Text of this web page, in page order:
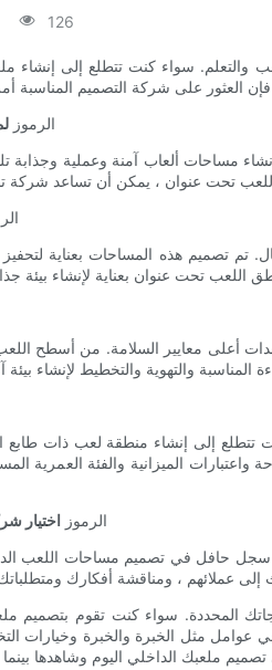
126
والتعلم. سواء كنت تتطلع إلى إنشاء
الرموز
مساحات ألعاب آمنة وعملية وجذابة
تم تصميم هذه المساحات بعناية
أعلى معايير السلامة. من أسطح
إلى إنشاء منطقة لعب ذات طابع
الميزانية والفئة العمرية
الرموز اختيار
في تصميم مساحات اللعب الداخلية
المحددة. سواء كنت تقوم بتصميم
مثل الخبرة والخبرة وخيارات